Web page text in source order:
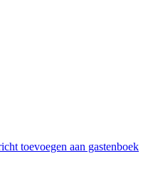
toevoegen aan gastenboek